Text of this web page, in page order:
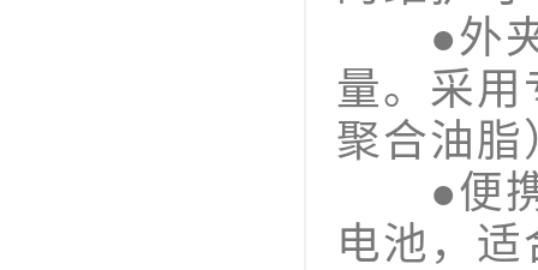
●外夹
量。采
聚合油脂
●便携
电池，